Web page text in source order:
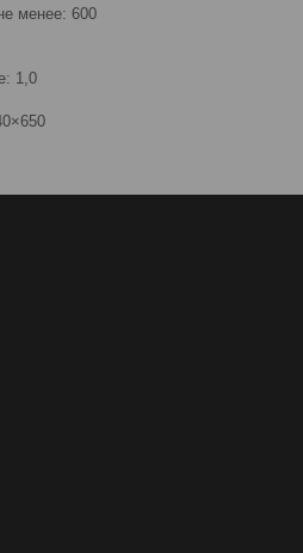
менее: 600
1,0